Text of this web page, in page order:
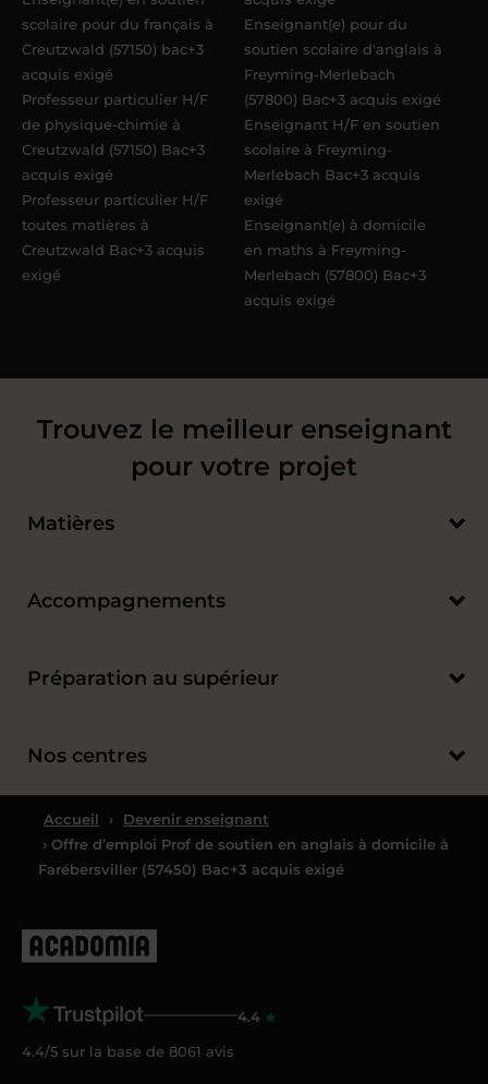
scolaire pour du français à
Creutzwald (57150) bac+3
acquis exigé
Professeur particulier H/F
de physique-chimie à
Creutzwald (57150) Bac+3
acquis exigé
Professeur particulier H/F
toutes matières à
Creutzwald Bac+3 acquis
exigé
Enseignant(e) pour du
soutien scolaire d'anglais à
Freyming-Merlebach
(57800) Bac+3 acquis exigé
Enseignant H/F en soutien
scolaire à Freyming-
Merlebach Bac+3 acquis
exigé
Enseignant(e) à domicile
en maths à Freyming-
Merlebach (57800) Bac+3
acquis exigé
Trouvez le meilleur enseignant
pour votre projet
Matières
Accompagnements
Préparation au supérieur
Nos centres
Accueil ›
Devenir enseignant
› Offre d’emploi Prof de soutien en anglais à domicile à
Farébersviller (57450) Bac+3 acquis exigé
4.4
4.4/5 sur la base de 8061 avis